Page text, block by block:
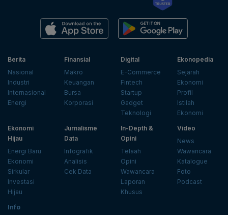
Berita
Nasional
Industri
Internasional
Energi
Finansial
Makro
Keuangan
Bursa
Korporasi
Digital
E-Commerce
Fintech
Startup
Gadget
Teknologi
Ekonopedia
Sejarah
Ekonomi
Profil
Istilah
Ekonomi
Ekonomi
Hijau
Energi Baru
Ekonomi
Sirkular
Investasi
Hijau
Jurnalisme
Data
Infografik
Analisis
Cek Data
In-Depth &
Opini
Telaah
Opini
Wawancara
Laporan
Khusus
Video
News
Wawancara
Katalogue
Foto
Podcast
Info